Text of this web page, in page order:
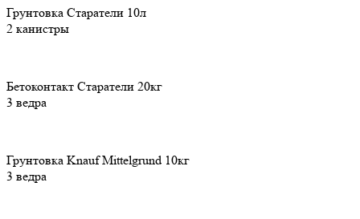
Грунтовка Старатели 10л
2 канистры
Бетоконтакт Старатели 20кг
3 ведра
Грунтовка Knauf Mittelgrund 10кг
3 ведра